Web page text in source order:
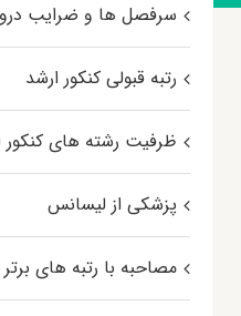
سرفصل ها و ضرایب
رتبه قبولی کنکور ارشد
ظرفیت رشته های کنکور
پزشکی از لیسانس
مصاحبه با رتبه های برتر